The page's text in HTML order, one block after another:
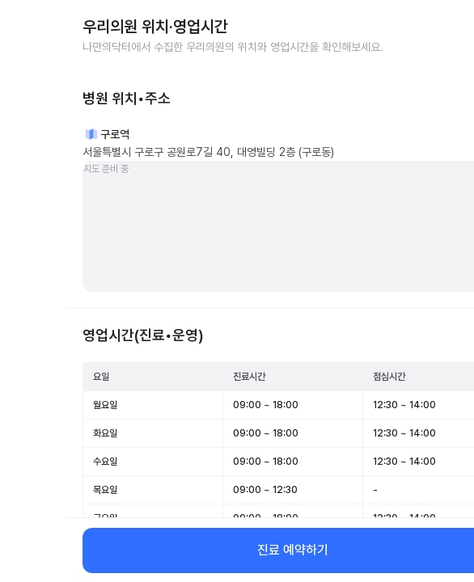
우리의원 위치·영업시간
나만의닥터에서 수집한 우리의원의 위치와 영업시간을 확인해보세요.
병원 위치•주소
구로역
서울특별시 구로구 공원로7길 40, 대영빌딩 2층 (구로동)
지도 준비 중
영업시간(진료•운영)
요일 진료시간 점심시간
월요일 09:00 ~ 18:00 12:30 ~ 14:00
화요일 09:00 ~ 18:00 12:30 ~ 14:00
수요일 09:00 ~ 18:00 12:30 ~ 14:00
목요일 09:00 ~ 12:30 -
금요일 09:00 ~ 18:00 12:30 ~ 14:00
09:00 ~ 12:30
일요일 휴무 -
진료 예약하기